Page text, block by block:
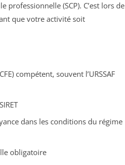
professionnelle (SCP). C’est lors de
que votre activité soit
compétent, souvent l’URSSAF
dans les conditions du régime
obligatoire